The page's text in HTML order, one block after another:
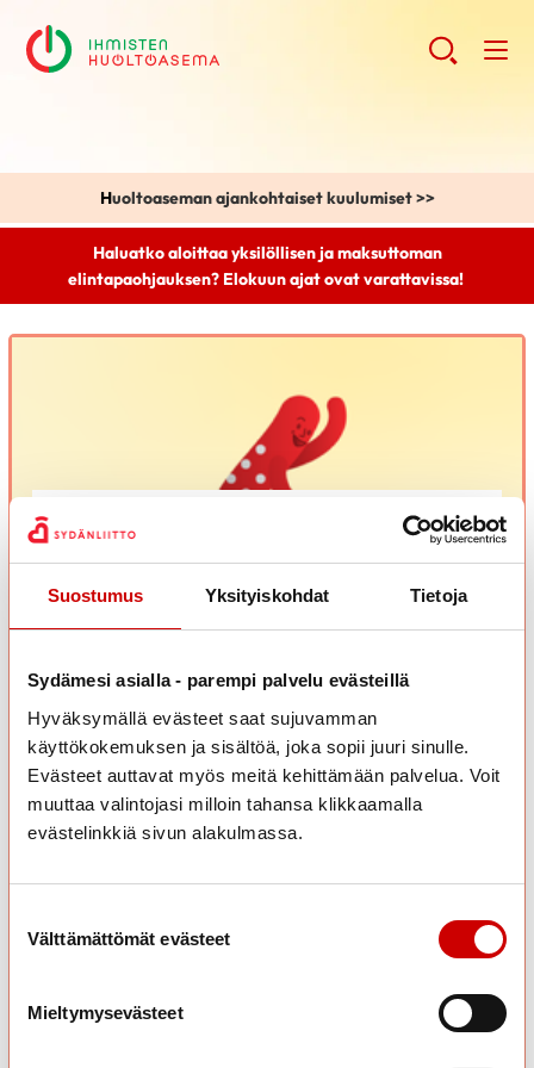
Suostumus Yksityiskohdat Tietoja
Sydämesi asialla - parempi palvelu evästeillä
Hyväksymällä evästeet saat sujuvamman
käyttökokemuksen ja sisältöä, joka sopii juuri sinulle.
Evästeet auttavat myös meitä kehittämään palvelua. Voit
muuttaa valintojasi milloin tahansa klikkaamalla
evästelinkkiä sivun alakulmassa.
Välttämättömät evästeet
Mieltymysevästeet
Huoltoaseman ajankohtaiset kuulumiset >>
Haluatko aloittaa yksilöllisen ja maksuttoman
elintapaohjauksen? Elokuun ajat ovat varattavissa!
Liikkujatyyppisi on:
Terveyden korostaja kuvailee itseään yleensä
näin:
Arvostan liikunnassa sitä, että liikunnalla voin hoitaa
Liikkujana olen KUNTOILIJA. Liikun omien
väline saavuttaa terve ja hyvä elämä. Liikkuminen